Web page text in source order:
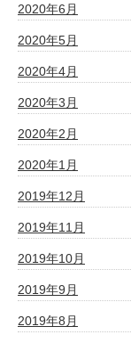
2020年6月
2020年5月
2020年4月
2020年3月
2020年2月
2020年1月
2019年12月
2019年11月
2019年10月
2019年9月
2019年8月